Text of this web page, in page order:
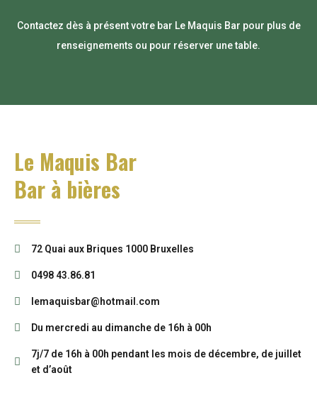
Contactez dès à présent votre bar Le Maquis Bar pour plus de
renseignements ou pour réserver une table.
Le Maquis Bar
Bar à bières
72 Quai aux Briques 1000 Bruxelles
0498 43.86.81
lemaquisbar@hotmail.com
Du mercredi au dimanche de 16h à 00h
7j/7 de 16h à 00h pendant les mois de décembre, de juillet
et d’août